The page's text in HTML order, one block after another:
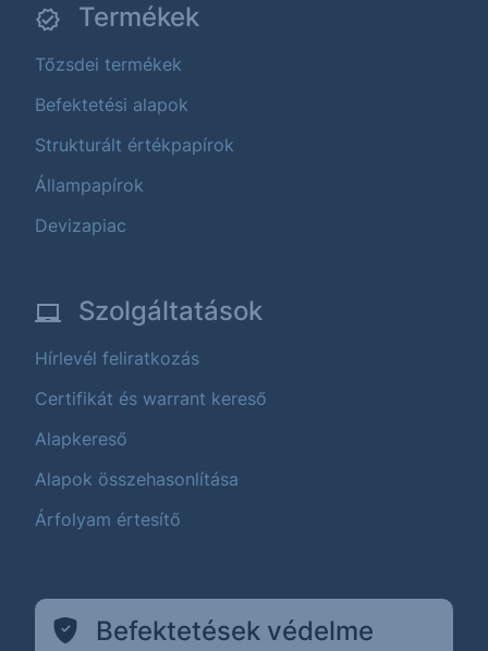
Termékek
Tőzsdei termékek
Befektetési alapok
Strukturált értékpapírok
Állampapírok
Devizapiac
Szolgáltatások
Hírlevél feliratkozás
Certifikát és warrant kereső
Alapkereső
Alapok összehasonlítása
Árfolyam értesítő
Befektetések védelme